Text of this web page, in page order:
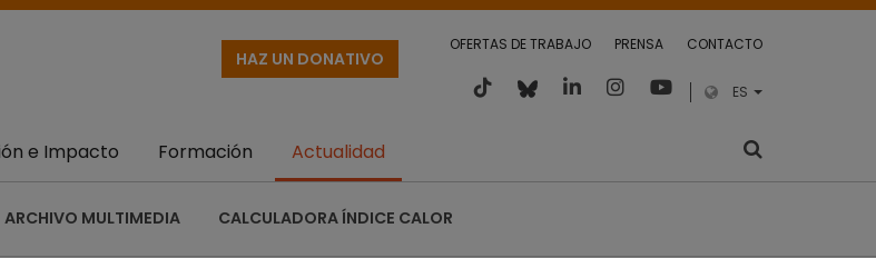
OFERTAS DE TRABAJO PRENSA CONTACTO
ES
HAZ UN DONATIVO
e Impacto Formación Actualidad
ARCHIVO MULTIMEDIA CALCULADORA ÍNDICE CALOR